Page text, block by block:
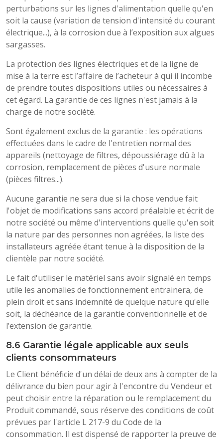
perturbations sur les lignes d'alimentation quelle qu'en
soit la cause (variation de tension d'intensité du courant
électrique...), à la corrosion due à l’exposition aux algues
sargasses.
La protection des lignes électriques et de la ligne de
mise à la terre est l’affaire de l’acheteur à qui il incombe
de prendre toutes dispositions utiles ou nécessaires à
cet égard. La garantie de ces lignes n'est jamais à la
charge de notre société.
Sont également exclus de la garantie : les opérations
effectuées dans le cadre de l'entretien normal des
appareils (nettoyage de filtres, dépoussiérage dû à la
corrosion, remplacement de pièces d'usure normale
(pièces filtres...).
Aucune garantie ne sera due si la chose vendue fait
l'objet de modifications sans accord préalable et écrit de
notre société ou même d'interventions quelle qu'en soit
la nature par des personnes non agréées, la liste des
installateurs agréée étant tenue à la disposition de la
clientèle par notre société.
Le fait d'utiliser le matériel sans avoir signalé en temps
utile les anomalies de fonctionnement entrainera, de
plein droit et sans indemnité de quelque nature qu'elle
soit, la déchéance de la garantie conventionnelle et de
l’extension de garantie.
8.6 Garantie légale applicable aux seuls
clients consommateurs
Le Client bénéficie d'un délai de deux ans à compter de la
délivrance du bien pour agir à l'encontre du Vendeur et
peut choisir entre la réparation ou le remplacement du
Produit commandé, sous réserve des conditions de coût
prévues par l'article L 217-9 du Code de la
consommation. Il est dispensé de rapporter la preuve de